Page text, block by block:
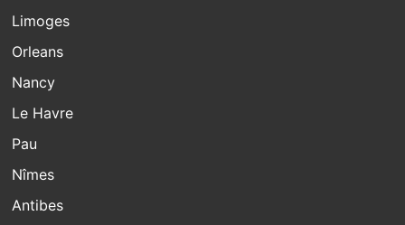
Limoges
Orleans
Nancy
Le Havre
Pau
Nîmes
Antibes